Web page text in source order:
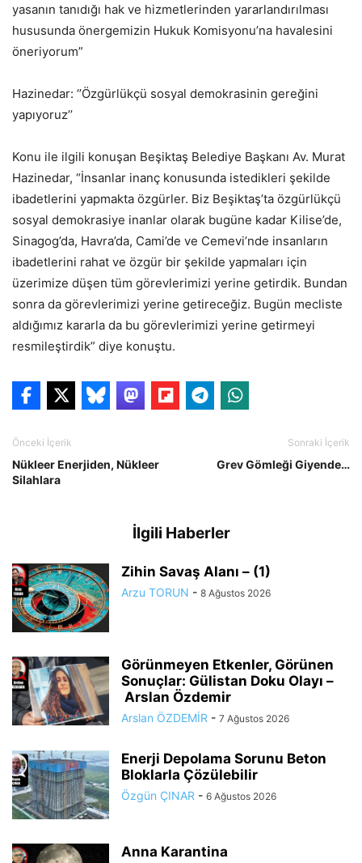
yasanın tanıdığı hak ve hizmetlerinden yararlandırılması
hususunda önergemizin Hukuk Komisyonu’na havalesini
öneriyorum”
Hazinedar: ‘’Özgürlükçü sosyal demokrasinin gereğini
yapıyoruz’’
Konu ile ilgili konuşan Beşiktaş Belediye Başkanı Av. Murat
Hazinedar, “İnsanlar inanç konusunda istedikleri şekilde
ibadetlerini yapmakta özgürler. Biz Beşiktaş’ta özgürlükçü
sosyal demokrasiye inanlar olarak bugüne kadar Kilise’de,
Sinagog’da, Havra’da, Cami’de ve Cemevi’nde insanların
ibadetlerini rahat ve özgür bir şekilde yapmaları için
üzerimize düşen tüm görevlerimizi yerine getirdik. Bundan
sonra da görevlerimizi yerine getireceğiz. Bugün mecliste
aldığımız kararla da bu görevlerimizi yerine getirmeyi
resmileştirdik” diye konuştu.
Önceki İçerik
Nükleer Enerjiden, Nükleer
Silahlara
Sonraki İçerik
Grev Gömleği Giyende…
İlgili Haberler
Zihin Savaş Alanı – (1)
Arzu TORUN - 8 Ağustos 2026
Görünmeyen Etkenler, Görünen
Sonuçlar: Gülistan Doku Olayı –
Arslan Özdemir
Arslan ÖZDEMİR - 7 Ağustos 2026
Enerji Depolama Sorunu Beton
Bloklarla Çözülebilir
Özgün ÇINAR - 6 Ağustos 2026
Anna Karantina